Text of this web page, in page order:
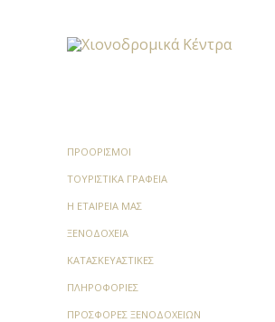
ΠΡΟΟΡΙΣΜΟΊ
ΤΟΥΡΙΣΤΙΚΆ ΓΡΑΦΕΊΑ
Η ΕΤΑΙΡΕΊΑ ΜΑΣ
ΞΕΝΟΔΟΧΕΊΑ
ΚΑΤΑΣΚΕΥΑΣΤΙΚΈΣ
ΠΛΗΡΟΦΟΡΊΕΣ
ΠΡΟΣΦΟΡΈΣ ΞΕΝΟΔΟΧΕΊΩΝ